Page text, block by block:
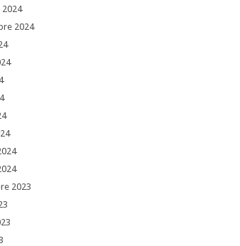
2024
2023